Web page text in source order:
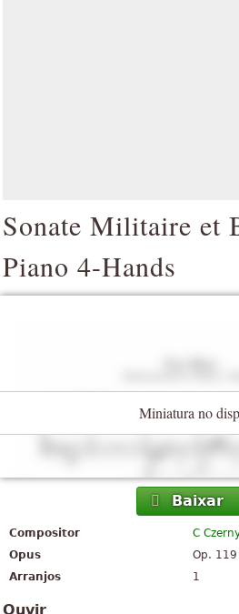
Sonate Militaire et
Piano 4-Hands
Miniatura no
Baixar
Compositor
C
Opus
Op. 119
Arranjos
1
Ouvir